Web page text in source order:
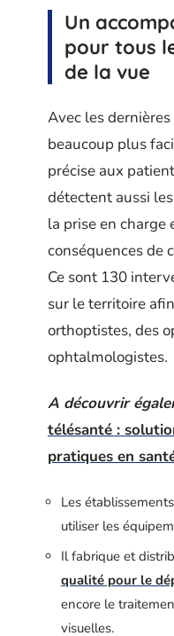
Un
pour tous
de la vue
Avec les
beaucoup plus
précise aux
détectent aussi
la prise en charge
conséquences de
Ce sont 130
sur le territoire
orthoptistes, des
ophtalmologistes.
A découvrir
télésanté :
pratiques en
Les
utiliser les
Il fabrique et
qualité pour le
encore le
visuelles.